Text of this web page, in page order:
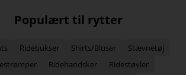
Populært til rytter
Ridebukser Shirts/Bluser
Stævnetøj
Ridehandsker
Ridestøvler